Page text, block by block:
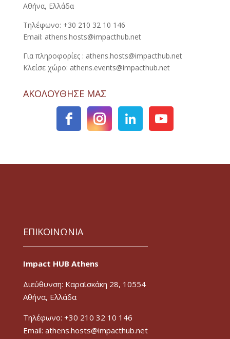
Αθήνα, Ελλάδα
Τηλέφωνο: +30 210 32 10 146
Email: athens.hosts@impacthub.net
Για πληροφορίες : athens.hosts@impacthub.net
Κλείσε χώρο: athens.events@impacthub.net
ΑΚΟΛΟΥΘΗΣΕ ΜΑΣ
ΕΠΙΚΟΙΝΩΝΙΑ
Impact HUB Athens
Διεύθυνση: Καραϊσκάκη 28, 10554
Αθήνα, Ελλάδα
Τηλέφωνο: +30 210 32 10 146
Email: athens.hosts@impacthub.net